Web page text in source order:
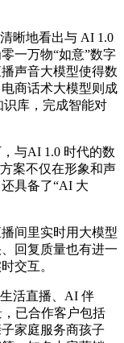
晰地看出与 AI 1.0
一万物“如意”数字
声音大模型使得数
商话术大模型则成
识库，完成智能对
与AI 1.0 时代的数
案不仅在形象和声
具备了“AI 大
间里实时用大模型
回复质量也有进一
交互。
活直播、AI 伴
已合作客户包括
家庭服务商孩子